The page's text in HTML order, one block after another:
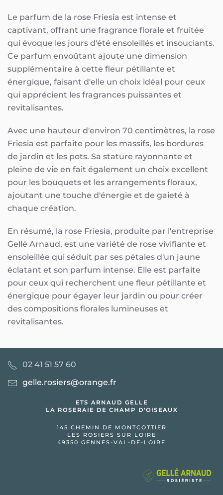
Le parfum de la rose Friesia est intense et
captivant, offrant une fragrance florale et fruitée
qui évoque les jours d'été ensoleillés et insouciants.
Ce parfum envoûtant ajoute une dimension
supplémentaire à cette fleur pétillante et
énergique, faisant d'elle un choix idéal pour ceux
qui apprécient les fragrances puissantes et
revitalisantes.
Avec une hauteur d'environ 70 centimètres, la rose
Friesia est parfaite pour les massifs, les bordures
de jardin et les pots. Sa stature rayonnante et
pleine de vie en fait également un choix excellent
pour les bouquets et les arrangements floraux,
ajoutant une touche d'énergie et de gaieté à
chaque création.
En résumé, la rose Friesia, produite par l'entreprise
Gellé Arnaud, est une variété de rose vivifiante et
ensoleillée qui séduit par ses pétales d'un jaune
éclatant et son parfum intense. Elle est parfaite
pour ceux qui recherchent une fleur pétillante et
énergique pour égayer leur jardin ou pour créer
des compositions florales lumineuses et
revitalisantes.
02 41 51 57 60
gelle.rosiers@orange.fr
ETS ARNAUD GELLE
LA ROSERAIE DE CHAMP D'OISEAUX
145 CHEMIN DE MONTCOTTIER
LES ROSIERS SUR LOIRE
49350 GENNES-VAL-DE-LOIRE